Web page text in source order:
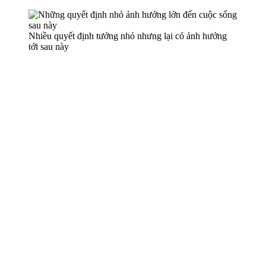
Nhiều quyết định tưởng nhỏ nhưng lại có ảnh hưởng
tới sau này